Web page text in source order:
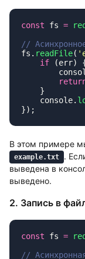
const fs =
fs. readFile( '
    if
    console.
В этом примере
example.txt
.
выведена в
выведено.
2. Запись в
const fs =